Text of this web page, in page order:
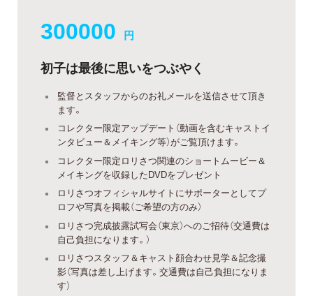
300000 円
初子は最後に思いをつぶやく
監督とスタッフからのお礼メールを送信させて頂き
ます。
コレクター限定アップデート（動画を含むキャストイ
ンタビュー＆メイキング等）がご覧頂けます。
コレクター限定ロリさつ関連のショートムービー＆
メイキングを収録したDVDをプレゼント
ロリさつオフィシャルサイトにサポーターとしてプ
ロフや写真を掲載（ご希望の方のみ）
ロリさつ完成披露試写会（東京）へのご招待（交通費は
自己負担になります。）
ロリさつスタッフ＆キャスト顔合わせ見学＆記念撮
影（写真は差し上げます。交通費は自己負担になりま
す）